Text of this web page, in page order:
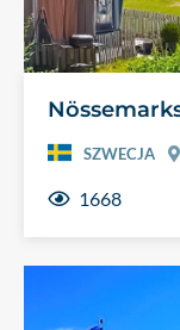
SZWECJA
1668